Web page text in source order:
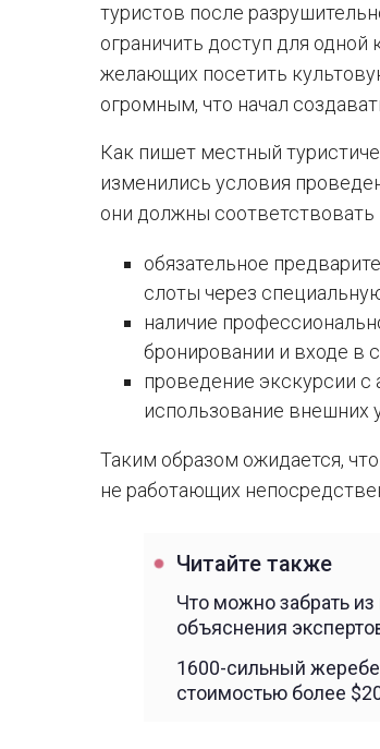
туристов после
ограничить доступ для одной
желающих посетить
огромным, что начал
Как пишет местный
изменились условия
они должны
обязательное
слоты через
наличие
бронировании и входе в
проведение экскурсии
использование внешних
Таким образом ожидается,
не работающих
Читайте также
Что можно забрать из
объяснения
1600-сильный
стоимостью более